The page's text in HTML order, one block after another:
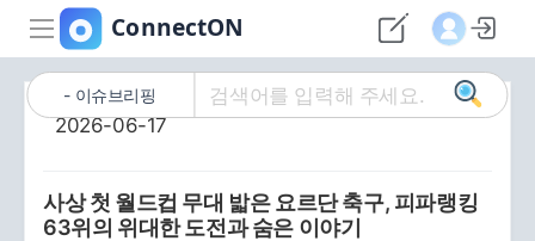
이슈브리핑
2026-06-17
사상 첫 월드컵 무대 밟은 요르단 축구, 피파랭킹
63위의 위대한 도전과 숨은 이야기